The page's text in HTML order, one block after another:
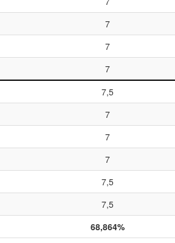
7
7
7
7,5
7
7
7
7,5
7,5
68,864%